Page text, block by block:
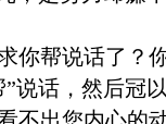
你帮说话了？
说话，然后冠